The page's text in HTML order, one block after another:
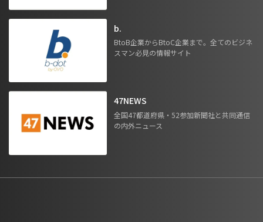
b.
BtoB企業からBtoC企業まで。全てのビジネ
スマン必見の情報サイト
47NEWS
全国47都道府県・52参加新聞社と共同通信
の内外ニュース